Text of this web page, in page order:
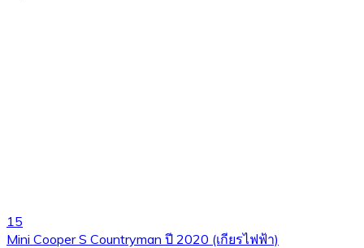
15
Mini Cooper S Countryman ปี 2020 (เกียรไฟฟ้า)